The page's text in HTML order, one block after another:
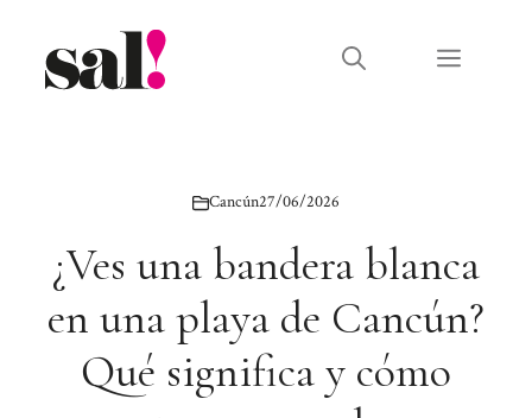
contenido
Menú
Cancún27/06/2026
¿Ves una bandera blanca
en una playa de Cancún?
Qué significa y cómo